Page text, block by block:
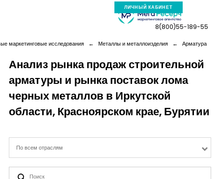
ЛИЧНЫЙ КАБИНЕТ
Компания
Услуги
Новая реальность
Кейсы
8(800)55-189-55
маркетинговые исследования ← Металлы и металлоизделия ← Арматура
Анализ рынка продаж строительной
арматуры и рынка поставок лома
черных металлов в Иркутской
области, Красноярском крае, Бурятии
По всем отраслям